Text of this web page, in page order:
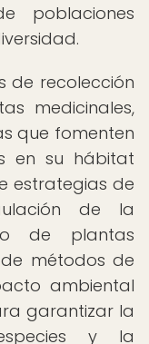
poblaciones
de recolección
medicinales,
que fomenten
en su hábitat
estrategias de
de la
de plantas
métodos de
ambiental
garantizar la
y la